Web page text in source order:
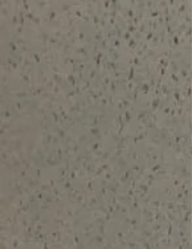
Verde – Participación ONG Ranita de Darwin
la última sesión de la comunidad de la IUCN
Green List, el equipo de la Corporación
Forestal (CONAF) tuvo la oportunida